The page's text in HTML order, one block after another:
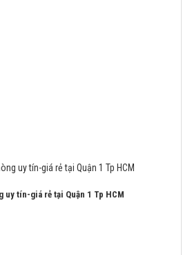
uy tín-giá rẻ tại Quận 1 Tp HCM